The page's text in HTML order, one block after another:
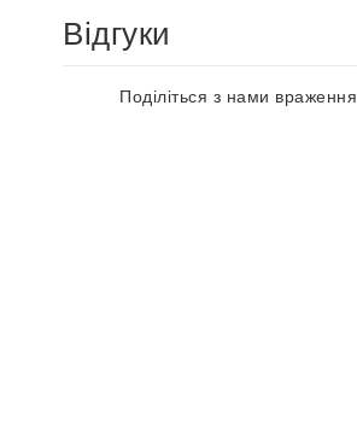
Відгуки
Поділіться з нами